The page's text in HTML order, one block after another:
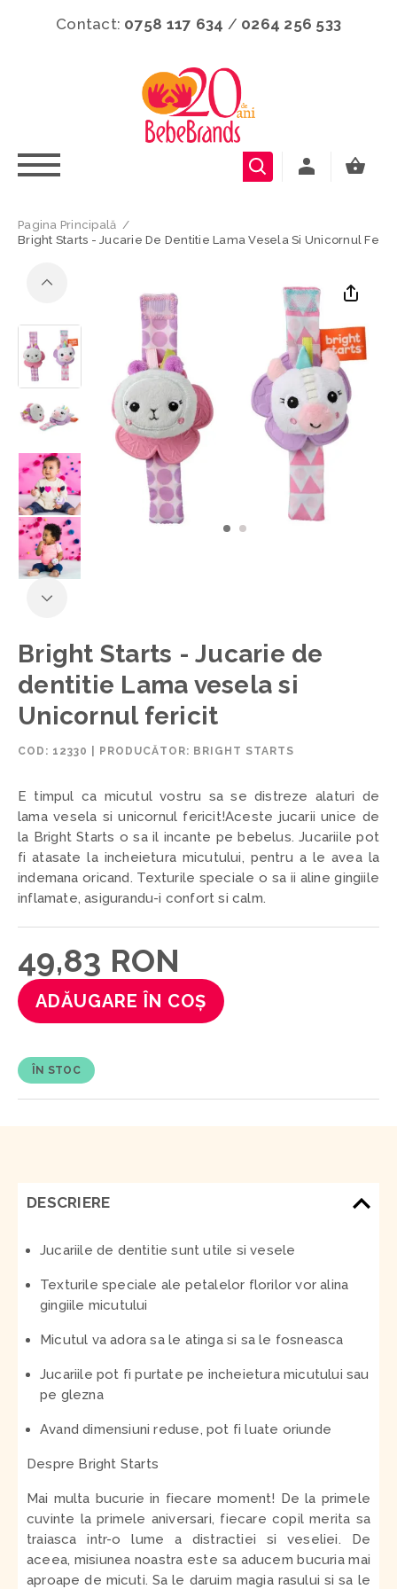
Contact: 0758 117 634 / 0264 256 533
Pagina Principală /
Bright Starts - Jucarie De Dentitie Lama Vesela Si Unicornul
Bright Starts - Jucarie de
dentitie Lama vesela si
Unicornul fericit
COD: 12330 PRODUCĂTOR: BRIGHT STARTS
E timpul ca micutul vostru sa se distreze alaturi de
lama vesela si unicornul fericit!Aceste jucarii unice de
la Bright Starts o sa il incante pe bebelus. Jucariile pot
fi atasate la incheietura micutului, pentru a le avea la
indemana oricand. Texturile speciale o sa ii aline gingiile
inflamate, asigurandu-i confort si calm.
49,83 RON
ADĂUGARE ÎN COȘ
ÎN STOC
DESCRIERE
Jucariile de dentitie sunt utile si vesele
Texturile speciale ale petalelor florilor vor alina
gingiile micutului
Micutul va adora sa le atinga si sa le fosneasca
Jucariile pot fi purtate pe incheietura micutului sau
pe glezna
Avand dimensiuni reduse, pot fi luate oriunde
Despre Bright Starts
Mai multa bucurie in fiecare moment! De la primele
cuvinte la primele aniversari, fiecare copil merita sa
traiasca intr-o lume a distractiei si veseliei. De
aceea, misiunea noastra este sa aducem bucuria mai
aproape de micuti. Sa le daruim magia rasului si sa le